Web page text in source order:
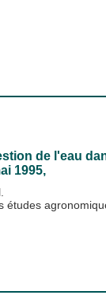
de l'eau
1995,
études